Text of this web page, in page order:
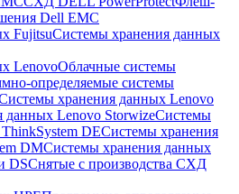
Dell EMC
FujitsuСистемы хранения данных
LenovoОблачные системы
определяемые системы
хранения данных Lenovo
данных Lenovo StorwizeСистемы
DEСистемы хранения
DMСистемы хранения данных
DSСнятые с производства СХД